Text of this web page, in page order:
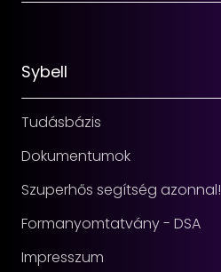
Sybell
Tudásbázis
Dokumentumok
Szuperhős segítség azonnal!
Formanyomtatvány - DSA
Impresszum